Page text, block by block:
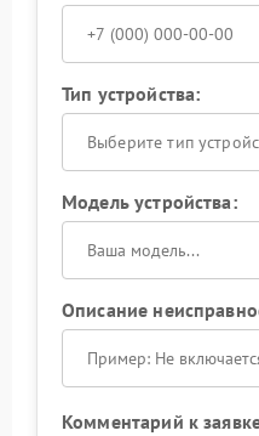
Тип устройства:
Выберите тип
Модель устройства:
Описание
Комментарий к